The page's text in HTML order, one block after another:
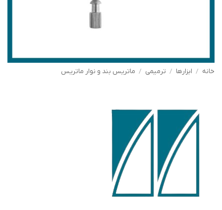
خانه / ابزارها / ترمیمی / ماتریس بند و نوار ماتریس